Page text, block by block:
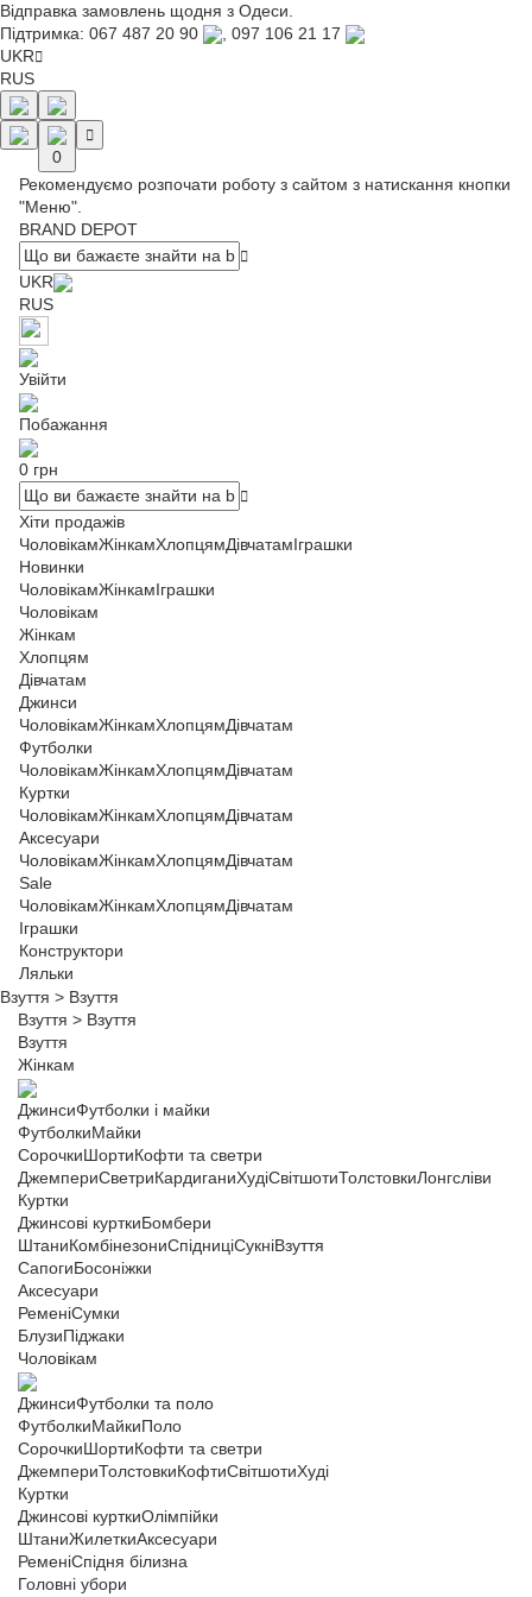
Відправка замовлень щодня з Одеси.
Підтримка: 067 487 20 90
097 106 21 17
UKR
RUS
0
Рекомендуємо розпочати роботу з сайтом з натискання кнопки
"Меню".
BRAND DEPOT
UKR
RUS
Увійти
Побажання
0 грн
Хіти продажів
ЧоловікамЖінкамХлопцямДівчатамІграшки
Новинки
ЧоловікамЖінкамІграшки
Чоловікам
Жінкам
Хлопцям
Дівчатам
Джинси
ЧоловікамЖінкамХлопцямДівчатам
Футболки
ЧоловікамЖінкамХлопцямДівчатам
Куртки
ЧоловікамЖінкамХлопцямДівчатам
Аксесуари
ЧоловікамЖінкамХлопцямДівчатам
Sale
ЧоловікамЖінкамХлопцямДівчатам
Іграшки
Конструктори
Ляльки
Взуття > Взуття
Взуття > Взуття
Взуття
Жінкам
ДжинсиФутболки і майки
ФутболкиМайки
СорочкиШортиКофти та светри
ДжемпериСветриКардиганиХудіСвітшотиТолстовкиЛонгсліви
Куртки
Джинсові курткиБомбери
ШтаниКомбінезониСпідниціСукніВзуття
СапогиБосоніжки
Аксесуари
РеменіСумки
БлузиПіджаки
Чоловікам
ДжинсиФутболки та поло
ФутболкиМайкиПоло
СорочкиШортиКофти та светри
ДжемпериТолстовкиКофтиСвітшотиХуді
Куртки
Джинсові курткиОлімпійки
ШтаниЖилеткиАксесуари
РеменіСпідня білизна
Головні убори